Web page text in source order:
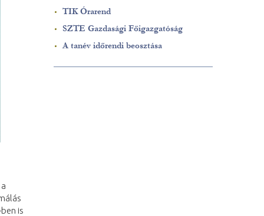
is
TIK Órarend
SZTE Gazdasági Főigazgatóság
A tanév időrendi beosztása